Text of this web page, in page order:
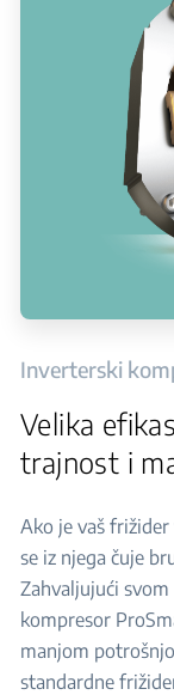
Inverterski
Velika
trajnost i
Ako je vaš
se iz njega čuje
Zahvaljujući
kompresor
manjom
standardne